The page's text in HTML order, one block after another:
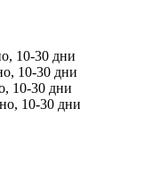
10-30 дни
10-30 дни
10-30 дни
10-30 дни